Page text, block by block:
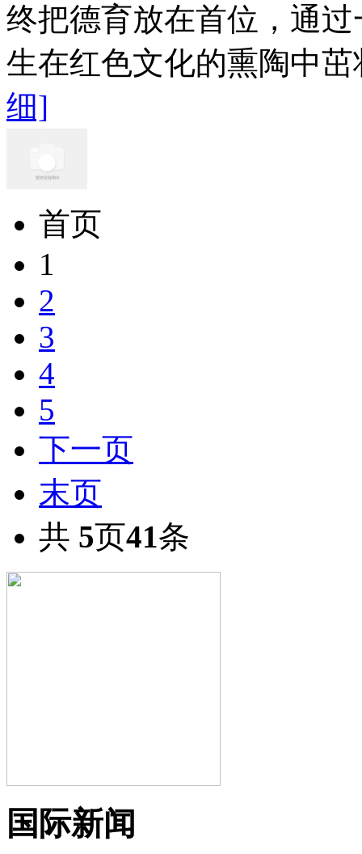
终把德育放在首位，通
生在红色文化的熏陶中
细]
首页
1
2
3
4
5
下一页
末页
共 5页41条
国际新闻